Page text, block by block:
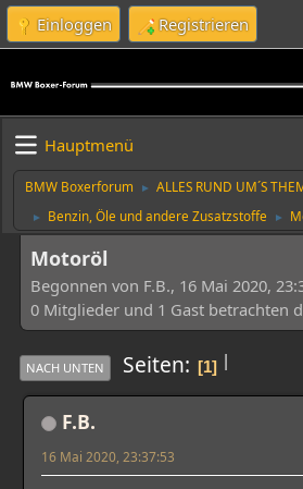
Einloggen Registrieren
Hauptmenü
BMW Boxerforum ► ALLES RUND UM´S
► Benzin, Öle und andere Zusatzstoffe ►
Motoröl
Begonnen von F.B., 16 Mai 2020,
0 Mitglieder und 1 Gast betrachten
|
NACH UNTEN Seiten 1
F.B.
16 Mai 2020, 23:37:53